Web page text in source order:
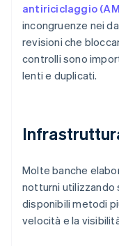
antiriciclaggio
incongruenze nei
revisioni che
controlli sono
lenti e duplicati.
Molte banche
notturni utilizzando
disponibili metodi
velocità e la